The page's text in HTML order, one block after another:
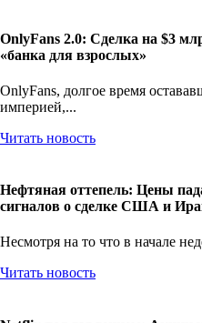
OnlyFans 2.0: Сделка на $3
«банка для взрослых»
OnlyFans, долгое время
империей,...
Читать новость
Нефтяная оттепель: Цены
сигналов о сделке США и
Несмотря на то что в начале
Читать новость